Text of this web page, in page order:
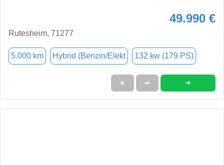
49.990 €
Rutesheim, 71277
5.000 km Hybrid (Benzin/Elekt 132 kw (179 PS)
★ ➦ ➜